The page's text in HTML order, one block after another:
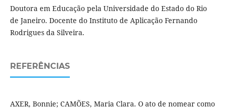
Doutora em Educação pela Universidade do Estado do Rio
de Janeiro. Docente do Instituto de Aplicação Fernando
Rodrigues da Silveira.
REFERÊNCIAS
AXER, Bonnie; CAMÕES, Maria Clara. O ato de nomear como